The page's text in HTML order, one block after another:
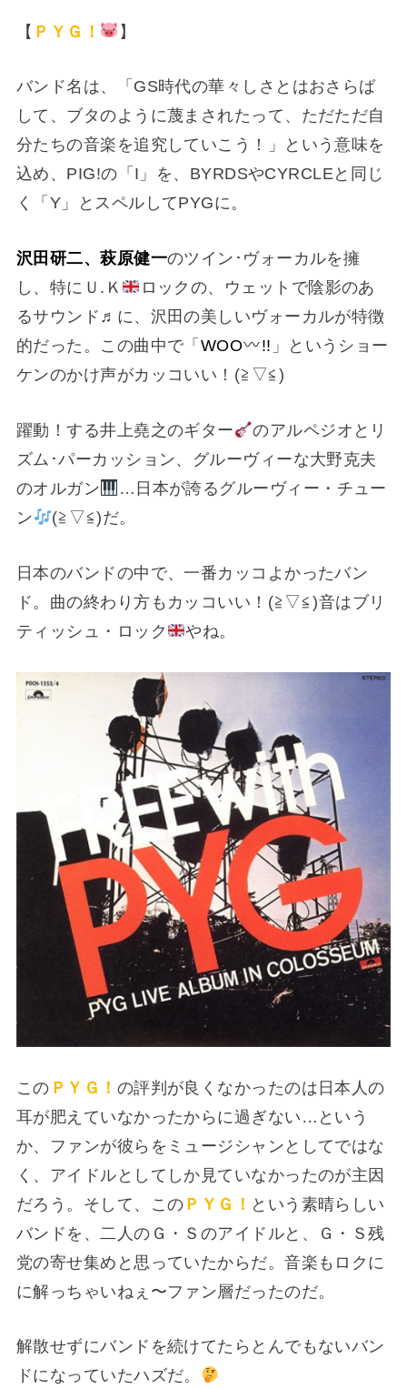
【 ＰＹＧ！ 】
バンド名は、「GS時代の華々しさとはおさらば
して、ブタのように蔑まされたって、ただただ自
分たちの音楽を追究していこう！」という意味を
込め、PIG!の「I」を、BYRDSやCYRCLEと同じ
く「Y」とスペルしてPYGに。
沢田研二、萩原健一のツイン･ヴォーカルを擁
し、特にＵ.Ｋ
ロックの、ウェットで陰影のあ
るサウンド♬に、沢田の美しいヴォーカルが特徴
的だった。この曲中で「 WOO !! 」というショー
ケンのかけ声がカッコいい！(⁠≧⁠▽⁠≦⁠)
躍動！する井上堯之のギター
のアルペジオとリ
ズム･パーカッション、グルーヴィーな大野克夫
のオルガン
…日本が誇るグルーヴィー・チュー
ン
(⁠≧⁠▽⁠≦⁠)だ。
日本のバンドの中で、一番カッコよかったバン
ド。曲の終わり方もカッコいい！(⁠≧⁠▽⁠≦⁠)音はブリ
ティッシュ・ロック
やね。
この ＰＹＧ！ の評判が良くなかったのは日本人の
耳が肥えていなかったからに過ぎない…という
か、ファンが彼らをミュージシャンとしてではな
く、アイドルとしてしか見ていなかったのが主因
だろう。そして、この ＰＹＧ！ という素晴らしい
バンドを、二人のＧ・Ｓのアイドルと、Ｇ・Ｓ残
党の寄せ集めと思っていたからだ。音楽もロクに
に解っちゃいねぇ〜ファン層だったのだ。
解散せずにバンドを続けてたらとんでもないバン
ドになっていたハズだ。